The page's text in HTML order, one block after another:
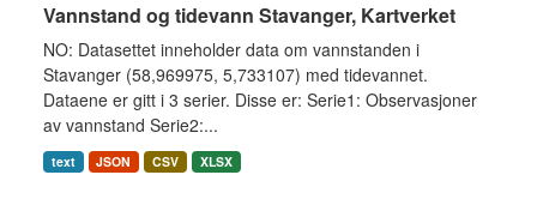
Vannstand og tidevann Stavanger, Kartverket
NO: Datasettet inneholder data om vannstanden i
Stavanger (58,969975, 5,733107) med tidevannet.
Dataene er gitt i 3 serier. Disse er: Serie1: Observasjoner
av vannstand Serie2:...
text JSON CSV XLSX